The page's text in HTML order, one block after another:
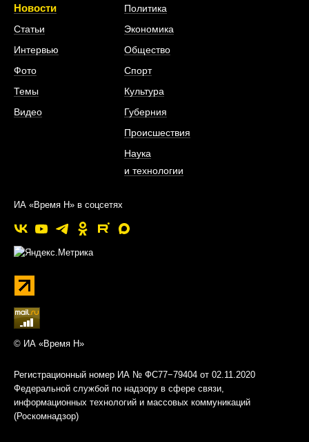
Новости
Статьи
Интервью
Фото
Темы
Видео
Политика
Экономика
Общество
Спорт
Культура
Губерния
Происшествия
Наука
и технологии
ИА «Время Н» в соцсетях
© ИА «Время Н»
Регистрационный номер ИА № ФС77−79404 от 02.11.2020
Федеральной службой по надзору в сфере связи,
информационных технологий и массовых коммуникаций
(Роскомнадзор)